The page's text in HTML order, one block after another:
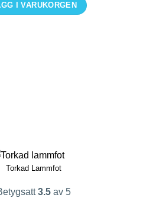
I VARUKORGEN
Torkad Lammfot
3.5 av 5